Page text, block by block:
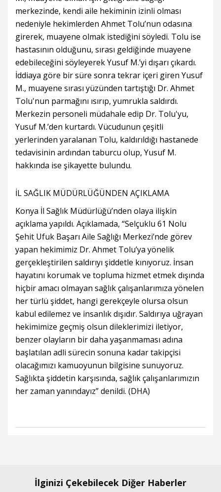
merkezinde, kendi aile hekiminin izinli olması
nedeniyle hekimlerden Ahmet Tolu’nun odasına
girerek, muayene olmak istediğini söyledi. Tolu ise
hastasının olduğunu, sırası geldiğinde muayene
edebileceğini söyleyerek Yusuf M.’yi dışarı çıkardı.
İddiaya göre bir süre sonra tekrar içeri giren Yusuf
M., muayene sırası yüzünden tartıştığı Dr. Ahmet
Tolu'nun parmağını ısırıp, yumrukla saldırdı.
Merkezin personeli müdahale edip Dr. Tolu'yu,
Yusuf M.’den kurtardı. Vücudunun çeşitli
yerlerinden yaralanan Tolu, kaldırıldığı hastanede
tedavisinin ardından taburcu olup, Yusuf M.
hakkında ise şikayette bulundu.
İL SAĞLIK MÜDÜRLÜĞÜNDEN AÇIKLAMA
Konya İl Sağlık Müdürlüğü’nden olaya ilişkin
açıklama yapıldı. Açıklamada, “Selçuklu 61 Nolu
Şehit Ufuk Başarı Aile Sağlığı Merkezi’nde görev
yapan hekimimiz Dr. Ahmet Tolu’ya yönelik
gerçekleştirilen saldırıyı şiddetle kınıyoruz. İnsan
hayatını korumak ve topluma hizmet etmek dışında
hiçbir amacı olmayan sağlık çalışanlarımıza yönelen
her türlü şiddet, hangi gerekçeyle olursa olsun
kabul edilemez ve insanlık dışıdır. Saldırıya uğrayan
hekimimize geçmiş olsun dileklerimizi iletiyor,
benzer olayların bir daha yaşanmaması adına
başlatılan adli sürecin sonuna kadar takipçisi
olacağımızı kamuoyunun bilgisine sunuyoruz.
Sağlıkta şiddetin karşısında, sağlık çalışanlarımızın
her zaman yanındayız” denildi. (DHA)
İlginizi Çekebilecek Diğer Haberler